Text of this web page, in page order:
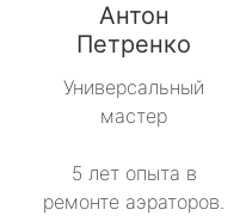
Антон
Петренко
Универсальный
мастер
5 лет опыта в
ремонте аэраторов.